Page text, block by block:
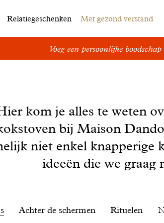
Relatiegeschenken Met gezond verstand
Voeg een persoonlijke
kom je alles te weten
bij Maison
niet enkel knapperige
ideeën die we graag
Achter de schermen Rituelen